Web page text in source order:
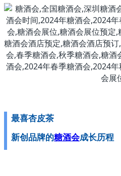
最喜杏皮茶
新创品牌的糖酒会成长历程